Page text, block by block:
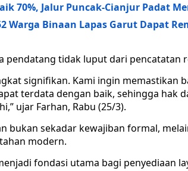
70%, Jalur Puncak-Cianjur Padat
Warga Binaan Lapas Garut Dapat
pendatang tidak luput dari pencatatan
signifikan. Kami ingin memastikan
terdata dengan baik, sehingga hak
ujar Farhan, Rabu (25/3).
bukan sekadar kewajiban formal,
modern.
fondasi utama bagi penyediaan